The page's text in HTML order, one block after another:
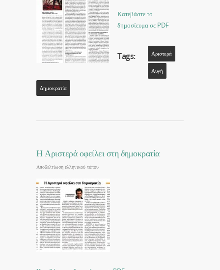
Κατεβάστε το
δημοσίευμα σε PDF
Tags: Αριστερά
Αυγή
Δημοκρατία
Η Αριστερά οφείλει στη δημοκρατία
Αποδελτίωση ελληνικού τύπου